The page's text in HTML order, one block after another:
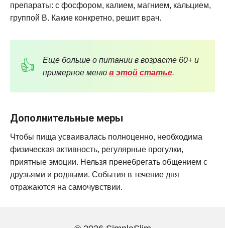
препараты: с фосфором, калием, магнием, кальцием,
группой В. Какие конкретно, решит врач.
Еще больше о питании в возрасте 60+ и
примерное меню в этой статье.
Дополнительные меры
Чтобы пища усваивалась полноценно, необходима
физическая активность, регулярные прогулки,
приятные эмоции. Нельзя пренебрегать общением с
друзьями и родными. События в течение дня
отражаются на самочувствии.
бодифлекс, ходьба с Лесли